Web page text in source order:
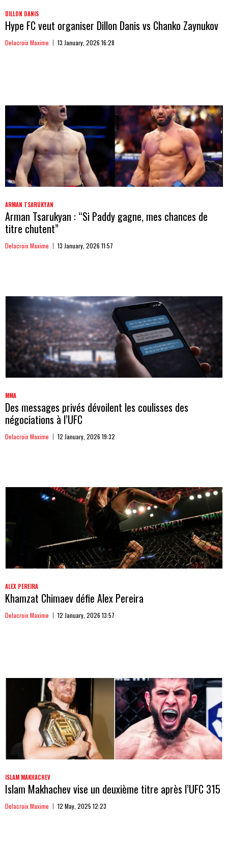
DILLON DANIS
Hype FC veut organiser Dillon Danis vs Chanko Zaynukov
Delacroix Maxime 13 January, 2026 16:28
ARMAN TSARUKYAN
Arman Tsarukyan : “Si Paddy gagne, mes chances de
titre chutent”
Delacroix Maxime 13 January, 2026 11:57
MMA
Des messages privés dévoilent les coulisses des
négociations à l’UFC
Delacroix Maxime 12 January, 2026 19:32
ALEX PEREIRA
Khamzat Chimaev défie Alex Pereira
Delacroix Maxime 12 January, 2026 13:57
ISLAM MAKHACHEV
Islam Makhachev vise un deuxième titre après l’UFC 315
Delacroix Maxime 12 May, 2025 12:23